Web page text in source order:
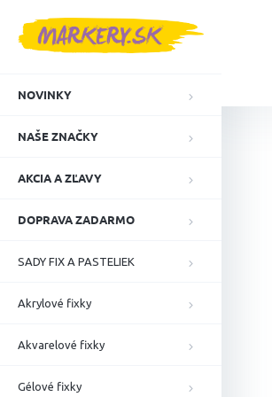
NOVINKY
NAŠE ZNAČKY
AKCIA A ZĽAVY
DOPRAVA ZADARMO
SADY FIX A PASTELIEK
Akrylové fixky
Akvarelové fixky
Gélové fixky